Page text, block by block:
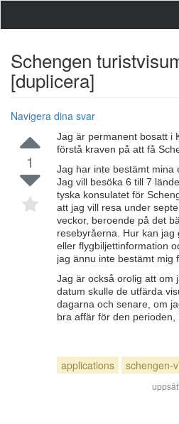
Schengen
[duplicera]
Navigera dina svar
1
Jag är permanent bosatt i
förstå kraven på att få
Jag har inte bestämt mina
Jag vill besöka 6 till 7
tyska konsulatet för
att jag vill resa under
veckor, beroende på det
resebyråerna. Hur kan jag
eller flygbiljettinformation
jag ännu inte bestämt mig
Jag är också orolig att om
datum skulle de utfärda
dagarna och senare, om
bra affär för den perioden,
applications schengen-